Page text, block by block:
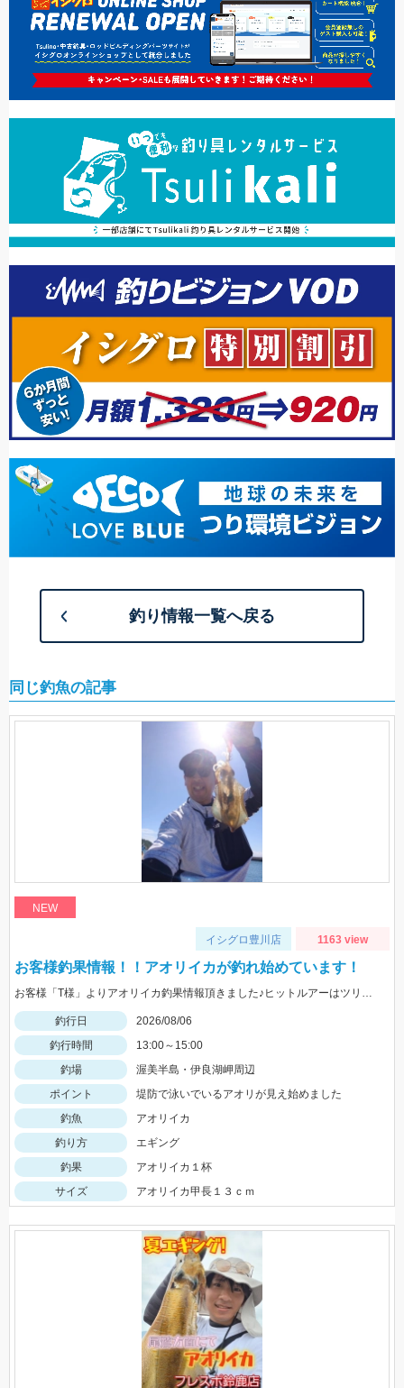
釣り情報一覧へ戻る
同じ釣魚の記事
NEW
イシグロ豊川店 1163 view
お客様釣果情報！！アオリイカが釣れ始めています！
お客様「T様」よりアオリイカ釣果情報頂きました♪ヒットルアーはツリノTHEエギの２．５サイズ。5杯ほど泳いでいるイカも目撃、バラシもあったそうです。今後は三河湾内にもどんどん入ってきそうですね！
釣行日
2026/08/06
釣行時間
13:00～15:00
釣場
渥美半島・伊良湖岬周辺
ポイント
堤防で泳いでいるアオリが見え始めました
釣魚
アオリイカ
釣り方
エギング
釣果
アオリイカ１杯
サイズ
アオリイカ甲長１３ｃｍ